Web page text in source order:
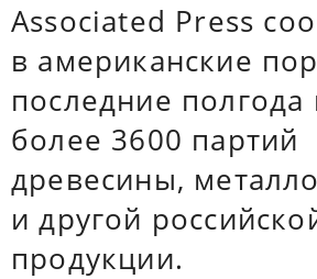
Associated Press
в американские
последние
более 3600 партий
древесины,
и другой
продукции.